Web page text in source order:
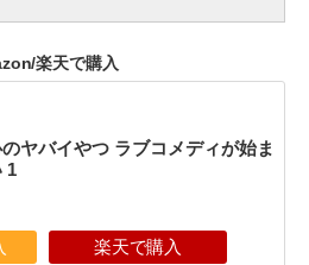
楽天で購入
ヤバイやつ ラブコメディが始ま
1
楽天で購入